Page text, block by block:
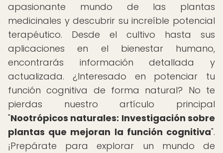
apasionante mundo de las plantas
medicinales y descubrir su increíble potencial
terapéutico. Desde el cultivo hasta sus
aplicaciones en el bienestar humano,
encontrarás información detallada y
actualizada. ¿Interesado en potenciar tu
función cognitiva de forma natural? No te
pierdas nuestro artículo principal
"Nootrópicos naturales: Investigación sobre
plantas que mejoran la función cognitiva".
¡Prepárate para explorar un mundo de